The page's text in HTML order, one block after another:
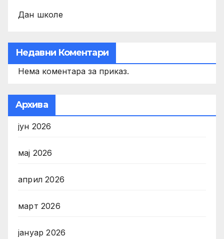
Дан школе
Недавни Коментари
Нема коментара за приказ.
Aрхива
јун 2026
мај 2026
април 2026
март 2026
јануар 2026